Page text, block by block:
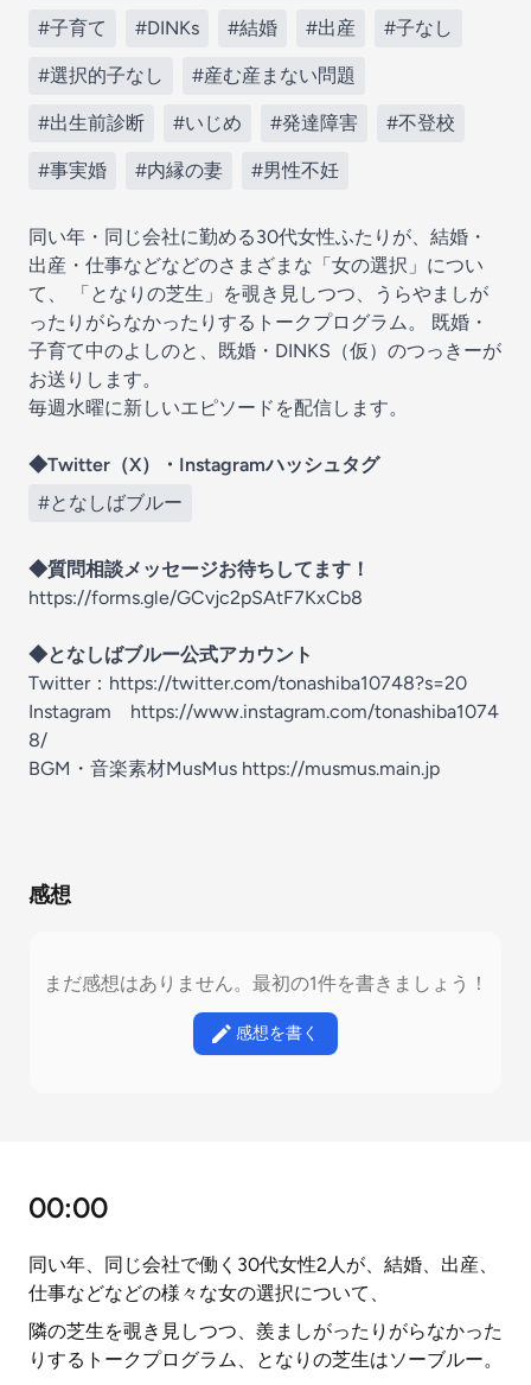
#子育て #DINKs #結婚 #出産 #子なし
#選択的子なし #産む産まない問題
#出生前診断 #いじめ #発達障害 #不登校
#事実婚 #内縁の妻 #男性不妊
同い年・同じ会社に勤める30代女性ふたりが、結婚・
出産・仕事などなどのさまざまな「女の選択」につい
て、 「となりの芝生」を覗き見しつつ、うらやましが
ったりがらなかったりするトークプログラム。 既婚・
子育て中のよしのと、既婚・DINKS（仮）のつっきーが
お送りします。
毎週水曜に新しいエピソードを配信します。
◆Twitter（X）・Instagramハッシュタグ
#となしばブルー
◆質問相談メッセージお待ちしてます！
⁠⁠⁠https://forms.gle/GCvjc2pSAtF7KxCb8⁠⁠⁠
◆となしばブルー公式アカウント
Twitter：⁠ ⁠⁠⁠https://twitter.com/tonashiba10748?s=20⁠⁠⁠
Instagram ⁠ ⁠⁠⁠https://www.instagram.com/tonashiba1074
8/⁠⁠⁠
BGM・音楽素材MusMus https://musmus.main.jp
感想
まだ感想はありません。最初の1件を書きましょう！
感想を書く
00:00
同い年、同じ会社で働く30代女性2人が、結婚、出産、
仕事などなどの様々な女の選択について、
隣の芝生を覗き見しつつ、羨ましがったりがらなかった
りするトークプログラム、となりの芝生はソーブルー。